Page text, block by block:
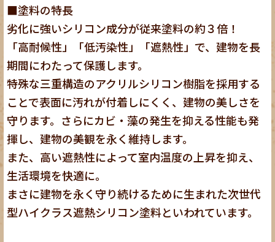
■塗料の特長
劣化に強いシリコン成分が従来塗料の約３倍！
「高耐候性」「低汚染性」「遮熱性」で、建物を長
期間にわたって保護します。
特殊な三重構造のアクリルシリコン樹脂を採用する
ことで表面に汚れが付着しにくく、建物の美しさを
守ります。さらにカビ・藻の発生を抑える性能も発
揮し、建物の美観を永く維持します。
また、高い遮熱性によって室内温度の上昇を抑え、
生活環境を快適に。
まさに建物を永く守り続けるために生まれた次世代
型ハイクラス遮熱シリコン塗料といわれています。